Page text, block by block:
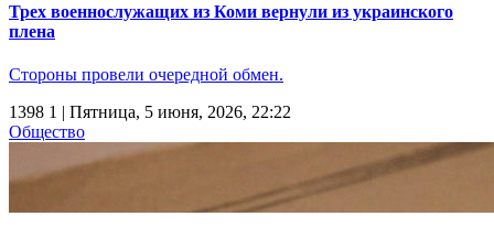
Трех военнослужащих из Коми вернули из украинского
плена
Стороны провели очередной обмен.
1398 1 | Пятница, 5 июня, 2026, 22:22
Общество